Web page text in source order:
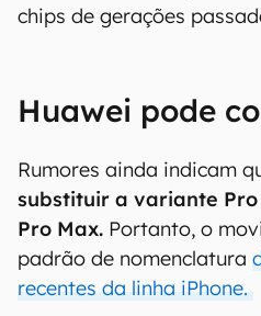
chips de gerações
Huawei pode
Rumores ainda indicam
substituir a variante
Pro Max. Portanto, o
padrão de nomenclatura
recentes da linha iPhone.